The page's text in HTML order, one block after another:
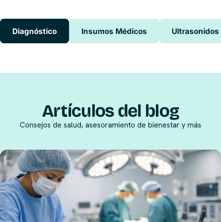
Diagnóstico Insumos Médicos Ultrasonidos
Artículos del blog
Consejos de salud, asesoramiento de bienestar y más